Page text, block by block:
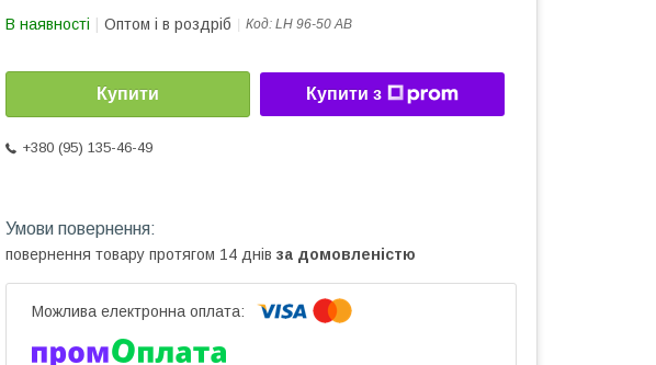
В наявності Оптом і в роздріб Код: LH 96-50 AB
Купити Купити з
+380 (95) 135-46-49
повернення товару протягом 14 днів за домовленістю